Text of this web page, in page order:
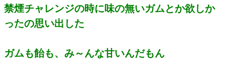
禁煙チャレンジの時に味の無いガムとか欲しか
ったの思い出した
ガムも飴も、み～んな甘いんだもん